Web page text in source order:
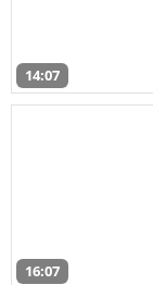
14:07
16:07